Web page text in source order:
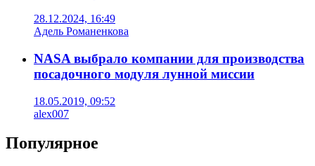
28.12.2024, 16:49
Адель Романенкова
NASA выбрало компании для производства
посадочного модуля лунной миссии
18.05.2019, 09:52
alex007
Популярное